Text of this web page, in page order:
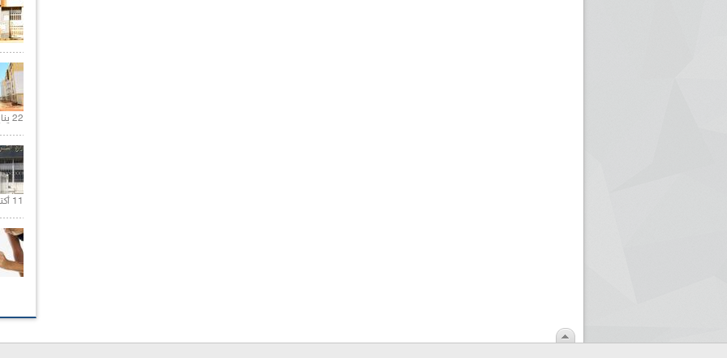
22 يناير 2020 |
11 أكتوبر 2020 |